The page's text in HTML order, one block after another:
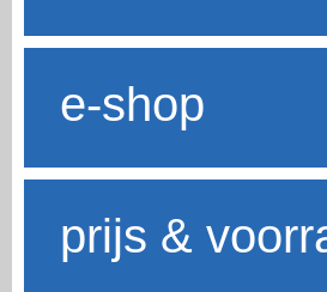
e-shop
prijs &